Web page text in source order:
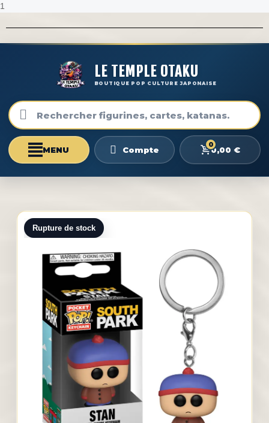
1
LE TEMPLE OTAKU
BOUTIQUE POP CULTURE JAPONAISE
Compte
0
0,00 €
Rupture de stock